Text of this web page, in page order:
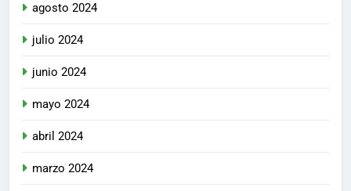
agosto 2024
julio 2024
junio 2024
mayo 2024
abril 2024
marzo 2024